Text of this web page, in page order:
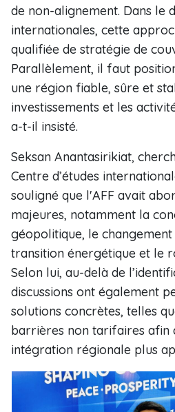
de non-alignement. Dans le
internationales, cette
qualifiée de stratégie de
Parallèlement, il faut
une région fiable, sûre et
investissements et les
a-t-il insisté.
Seksan Anantasirikiat,
Centre d’études
souligné que l'AFF avait
majeures, notamment la
géopolitique, le
transition énergétique et le
Selon lui, au-delà de
discussions ont également
solutions concrètes, telles
barrières non tarifaires afin
intégration régionale plus